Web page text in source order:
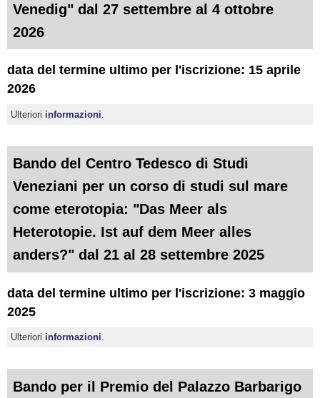
Venedig" dal 27 settembre al 4 ottobre
2026
data del termine ultimo per l'iscrizione: 15 aprile
2026
Ulteriori informazioni
Bando del Centro Tedesco di Studi
Veneziani per un corso di studi sul mare
come eterotopia: "Das Meer als
Heterotopie. Ist auf dem Meer alles
anders?" dal 21 al 28 settembre 2025
data del termine ultimo per l'iscrizione: 3 maggio
2025
Ulteriori informazioni
Bando per il Premio del Palazzo Barbarigo